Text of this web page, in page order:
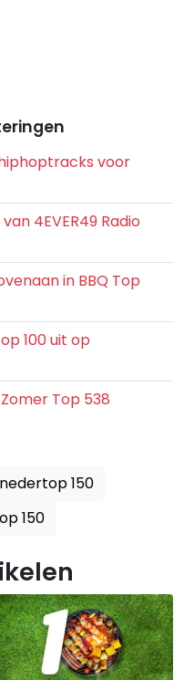
voor
4EVER49 Radio
in BBQ Top
100 uit op
Top 538
nedertop 150
150